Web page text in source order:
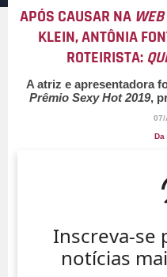
Inscreva-se
notícias
APÓS CAUSAR NA WEB
KLEIN, ANTÔNIA
ROTEIRISTA:
A atriz e apresentadora
Prêmio Sexy Hot 2019,
07/
Da